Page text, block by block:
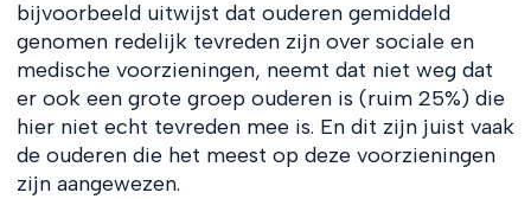
bijvoorbeeld uitwijst dat ouderen gemiddeld
genomen redelijk tevreden zijn over sociale en
medische voorzieningen, neemt dat niet weg dat
er ook een grote groep ouderen is (ruim 25%) die
hier niet echt tevreden mee is. En dit zijn juist vaak
de ouderen die het meest op deze voorzieningen
zijn aangewezen.